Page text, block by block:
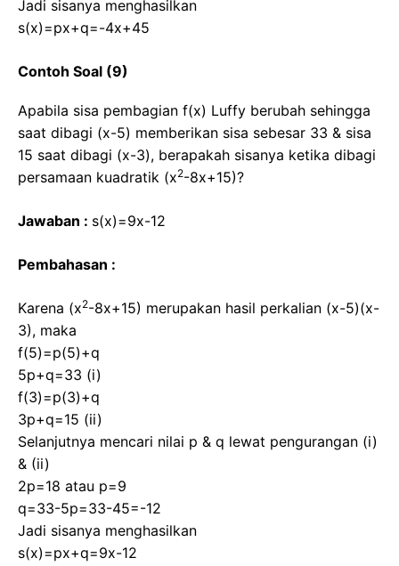
Jadi sisanya menghasilkan
s(x)=px+q=-4x+45
Contoh Soal (9)
Apabila sisa pembagian f(x) Luffy berubah sehingga
saat dibagi (x-5) memberikan sisa sebesar 33 & sisa
15 saat dibagi (x-3), berapakah sisanya ketika dibagi
persamaan kuadratik (x2-8x+15)?
Jawaban : s(x)=9x-12
Pembahasan :
Karena (x2-8x+15) merupakan hasil perkalian (x-5)(x-
3), maka
f(5)=p(5)+q
5p+q=33 (i)
f(3)=p(3)+q
3p+q=15 (ii)
Selanjutnya mencari nilai p & q lewat pengurangan (i)
& (ii)
2p=18 atau p=9
q=33-5p=33-45=-12
Jadi sisanya menghasilkan
s(x)=px+q=9x-12